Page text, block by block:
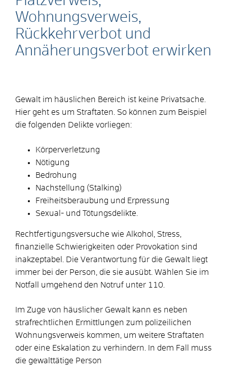
Wohnungsverweis,
Rückkehrverbot und
Annäherungsverbot erwirken
Gewalt im häuslichen Bereich ist keine Privatsache.
Hier geht es um Straftaten. So können zum Beispiel
die folgenden Delikte vorliegen:
Körperverletzung
Nötigung
Bedrohung
Nachstellung (Stalking)
Freiheitsberaubung und Erpressung
Sexual- und Tötungsdelikte.
Rechtfertigungsversuche wie Alkohol, Stress,
finanzielle Schwierigkeiten oder Provokation sind
inakzeptabel. Die Verantwortung für die Gewalt liegt
immer bei der Person, die sie ausübt. Wählen Sie im
Notfall umgehend den Notruf unter 110.
Im Zuge von häuslicher Gewalt kann es neben
strafrechtlichen Ermittlungen zum polizeilichen
Wohnungsverweis kommen, um weitere Straftaten
oder eine Eskalation zu verhindern. In dem Fall muss
die gewalttätige Person